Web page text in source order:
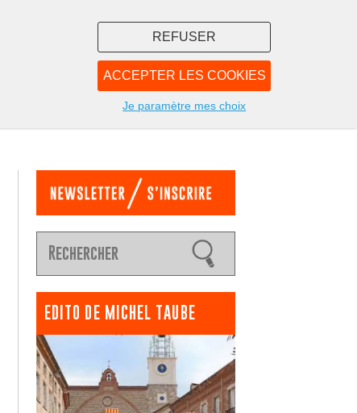
ACCEPTER LES COOKIES
REFUSER
Je paramètre mes choix
NOUS
EDITO DE MICHEL TAUBE